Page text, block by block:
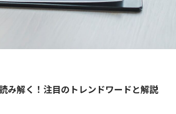
み解く！注目のトレンドワードと解説